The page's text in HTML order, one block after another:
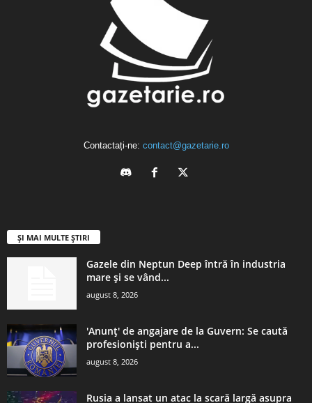
Contactați-ne: contact@gazetarie.ro
ȘI MAI MULTE ȘTIRI
Gazele din Neptun Deep întră în industria
mare și se vând...
august 8, 2026
'Anunț' de angajare de la Guvern: Se caută
profesioniști pentru a...
august 8, 2026
Rusia a lansat un atac la scară largă asupra